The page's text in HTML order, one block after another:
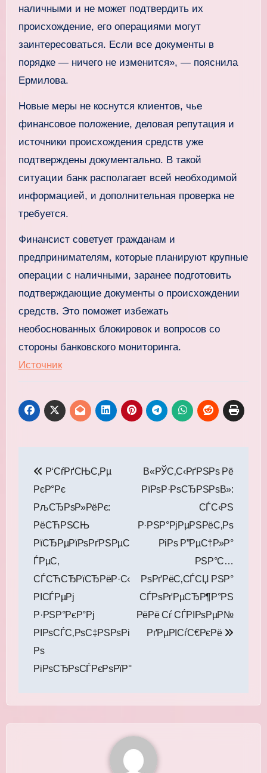
наличными и не может подтвердить их
происхождение, его операциями могут
заинтересоваться. Если все документы в
порядке — ничего не изменится», — пояснила
Ермилова.
Новые меры не коснутся клиентов, чье
финансовое положение, деловая репутация и
источники происхождения средств уже
подтверждены документально. В такой
ситуации банк располагает всей необходимой
информацией, и дополнительная проверка не
требуется.
Финансист советует гражданам и
предпринимателям, которые планируют крупные
операции с наличными, заранее подготовить
подтверждающие документы о происхождении
средств. Это поможет избежать
необоснованных блокировок и вопросов со
стороны банковского мониторинга.
Источник
по
записям
Р‘СѓРґСЊС‚Рµ
РєР°Рє
РљСЂРѕР»РёРє:
РёСЋРЅСЊ
РїСЂРµРїРѕРґРЅРµС
ЃРµС‚
СЃСЋСЂРїСЂРёР·С‹
РІСЃРµРј
Р·РЅР°РєР°Рј
РІРѕСЃС‚РѕС‡РЅРѕРі
Рѕ
РіРѕСЂРѕСЃРєРѕРїР°
В«РЎС‚С‹РґРЅРѕ Рё
РїРѕР·РѕСЂРЅРѕВ»:
СЃС‹РЅ
Р·РЅР°РјРµРЅРёС‚Рѕ
РіРѕ Р”РµС†Р»Р°
РЅР°С…
РѕРґРёС‚СЃСЏ РЅР°
СЃРѕРґРµСЂР¶Р°РЅ
РёРё Сѓ СЃРІРѕРµР№
РґРµРІСѓС€РєРё